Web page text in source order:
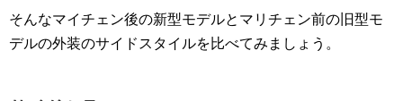
そんなマイチェン後の新型モデルとマリチェン前の旧型モ
デルの外装のサイドスタイルを比べてみましょう。